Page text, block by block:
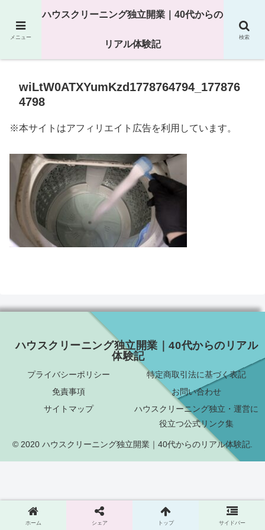
25年以上の現場経験をもとにハウスクリーニング独立の現実
wiLtW0ATXYumKzd1778764794_177876
4798
※本サイトはアフィリエイト広告を利用しています。
ハウスクリーニング独立開業｜40代からのリアル
体験記
プライバシーポリシー
特定商取引法に基づく表記
免責事項
お問い合わせ
サイトマップ
ハウスクリーニング独立・運営に
役立つ公式リンク集
© 2020 ハウスクリーニング独立開業｜40代からのリアル体験記.
メニュー
ハウスクリーニング独立開業｜40代からの
リアル体験記
検索
ホーム シェア トップ サイドバー